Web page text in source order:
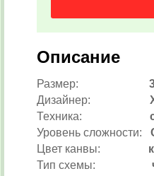
Описание
Размер:
Дизайнер:
Техника:
Уровень сложности:
Цвет канвы:
Тип схемы: ч/